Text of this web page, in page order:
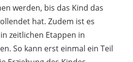
werden, bis das Kind das
hat. Zudem ist es
zeitlichen Etappen in
So kann erst einmal ein Teil